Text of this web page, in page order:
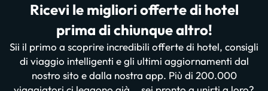
Ricevi le migliori offerte di hotel
prima di chiunque altro!
Sii il primo a scoprire incredibili offerte di hotel, consigli
di viaggio intelligenti e gli ultimi aggiornamenti dal
nostro sito e dalla nostra app. Più di 200.000